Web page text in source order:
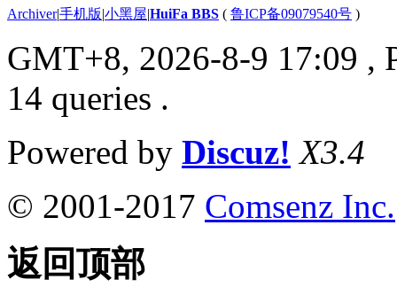
Archiver|手机版|小黑屋|HuiFa BBS ( 鲁ICP备09079540号 )
GMT+8, 2026-8-9 17:09 ,
14 queries .
Powered by Discuz! X3.4
© 2001-2017 Comsenz Inc.
返回顶部